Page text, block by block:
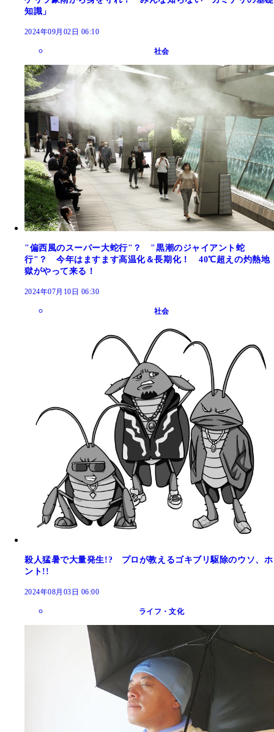
知識」
2024年09月02日 06:10
社会
"偏西風のスーパー大蛇行"？ "黒潮のジャイアント蛇
行"？ 今年はますます高温化＆長期化！ 40℃超えの灼熱地
獄がやって来る！
2024年07月10日 06:30
社会
殺人猛暑で大量発生!? プロが教えるゴキブリ駆除のウソ、ホ
ント!!
2024年08月03日 06:00
ライフ・文化